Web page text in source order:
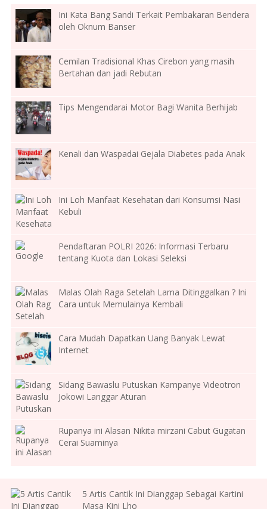
Ini Kata Bang Sandi Terkait Pembakaran Bendera
oleh Oknum Banser
Cemilan Tradisional Khas Cirebon yang masih
Bertahan dan jadi Rebutan
Tips Mengendarai Motor Bagi Wanita Berhijab
Kenali dan Waspadai Gejala Diabetes pada Anak
Ini Loh Manfaat Kesehatan dari Konsumsi Nasi
Kebuli
Pendaftaran POLRI 2026: Informasi Terbaru
tentang Kuota dan Lokasi Seleksi
Malas Olah Raga Setelah Lama Ditinggalkan ? Ini
Cara untuk Memulainya Kembali
Cara Mudah Dapatkan Uang Banyak Lewat
Internet
Sidang Bawaslu Putuskan Kampanye Videotron
Jokowi Langgar Aturan
Rupanya ini Alasan Nikita mirzani Cabut Gugatan
Cerai Suaminya
5 Artis Cantik Ini Dianggap Sebagai Kartini
Masa Kini Lho